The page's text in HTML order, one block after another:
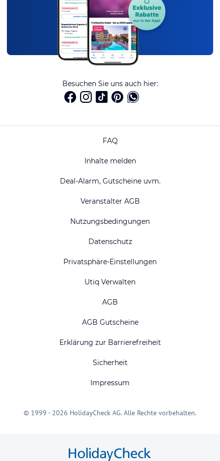
Besuchen Sie uns auch hier:
FAQ
Inhalte melden
Deal-Alarm, Gutscheine uvm.
Veranstalter AGB
Nutzungsbedingungen
Datenschutz
Privatsphäre-Einstellungen
Utiq Verwalten
AGB
AGB Gutscheine
Erklärung zur Barrierefreiheit
Sicherheit
Impressum
© 1999 - 2026 HolidayCheck AG. Alle Rechte vorbehalten.